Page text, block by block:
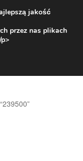
zł
167
jakość
przez nas plikach